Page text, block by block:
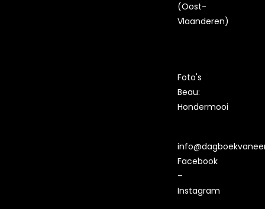
(Oost-
Vlaanderen)
Foto's
Beau:
Hondermooi
Facebook
–
Instagram